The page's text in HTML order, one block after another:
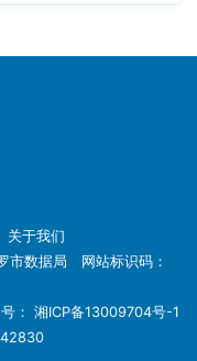
关于我们
市数据局 网站标识码：
： 湘ICP备13009704号-1